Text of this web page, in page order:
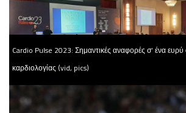
Cardio Pulse 2023: Σημαντικές αναφορές σ’ ένα
καρδιολογίας (vid, pics)